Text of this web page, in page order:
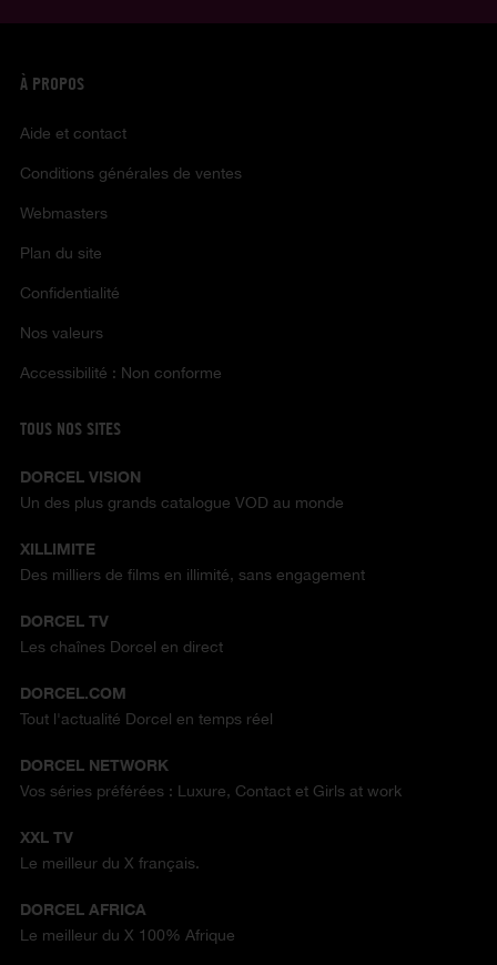
À PROPOS
Aide et contact
Conditions générales de ventes
Webmasters
Plan du site
Confidentialité
Nos valeurs
Accessibilité : Non conforme
TOUS NOS SITES
DORCEL VISION
Un des plus grands catalogue VOD au monde
XILLIMITE
Des milliers de films en illimité, sans engagement
DORCEL TV
Les chaînes Dorcel en direct
DORCEL.COM
Tout l'actualité Dorcel en temps réel
DORCEL NETWORK
Vos séries préférées : Luxure, Contact et Girls at work
XXL TV
Le meilleur du X français.
DORCEL AFRICA
Le meilleur du X 100% Afrique